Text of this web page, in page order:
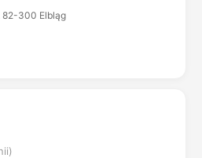
82-300 Elbląg